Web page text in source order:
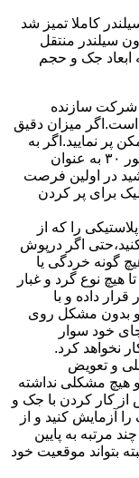
کاملا تمیز شد
سیلندر منتقل
ابعاد جک و حجم
شرکت سازنده
میزان دقیق
پر نمایید.اگر به
روغن هیدرولیک دسترسی ندارید از روغن موتور ۳۰ به عنوان
در اولین فرصت
برای پر کردن
را که از
اگر درپوش
گونه خردگی یا
هیچ نوع گرد و غبار
داده و با
و بدون مشکل روی
خود سوار
نخواهد کرد.
و تعویض
هیچ مشکلی نداشته
از کار کردن با جک و
آزمایش کنید و از
مرتبه به پایین
بتواند موقعیت خود